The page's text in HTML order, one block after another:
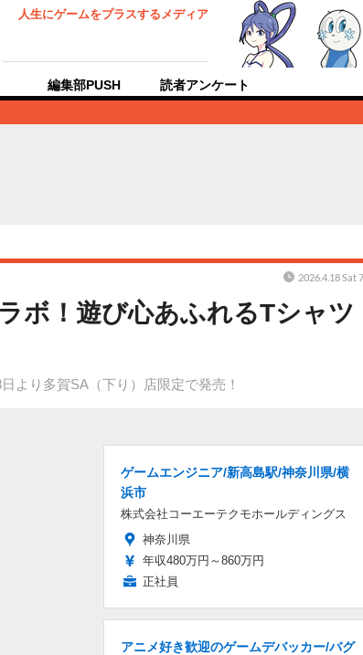
人生にゲームをプラスするメディア
編集部PUSH 読者アンケート
ボ！遊び心あふれるTシャツ
より多賀SA（下り）店限定で発売！
2026.4.18 Sat
ゲームエンジニア/新高島駅/神奈川県/横
浜市
株式会社コーエーテクモホールディングス
神奈川県
年収480万円～860万円
正社員
アニメ好き歓迎のゲームデバッカー/バグ